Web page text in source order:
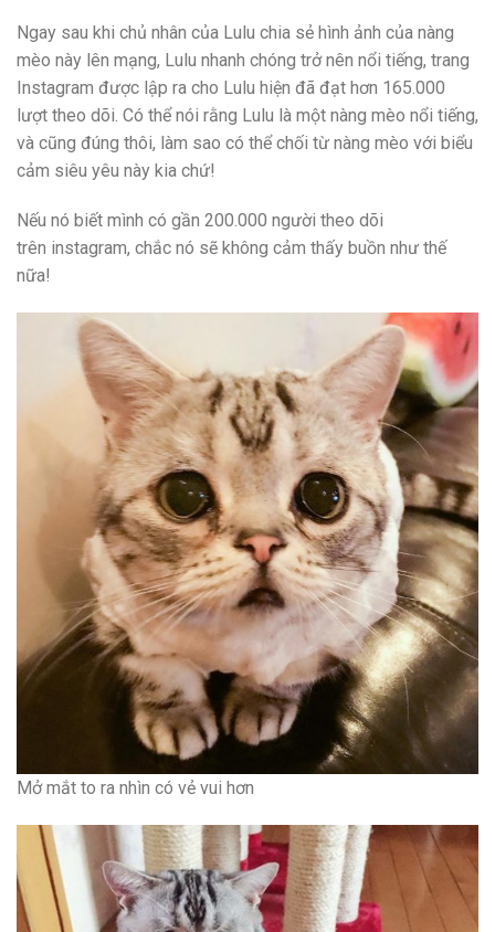
Ngay sau khi chủ nhân của Lulu chia sẻ hình ảnh của nàng
mèo này lên mạng, Lulu nhanh chóng trở nên nổi tiếng, trang
Instagram được lập ra cho Lulu hiện đã đạt hơn 165.000
lượt theo dõi. Có thể nói rằng Lulu là một nàng mèo nổi tiếng,
và cũng đúng thôi, làm sao có thể chối từ nàng mèo với biểu
cảm siêu yêu này kia chứ!
Nếu nó biết mình có gần 200.000 người theo dõi
trên instagram, chắc nó sẽ không cảm thấy buồn như thế
nữa!
Mở mắt to ra nhìn có vẻ vui hơn